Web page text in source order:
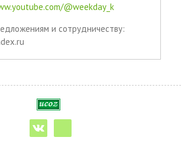
@weekday_k
и сотрудничеству: